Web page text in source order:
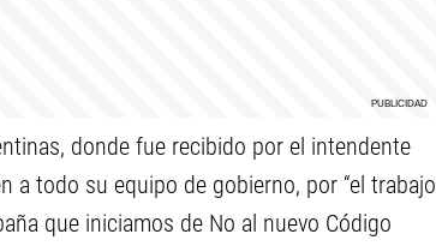
donde fue recibido por el intendente
a todo su equipo de gobierno, por “el trabajo
que iniciamos de No al nuevo Código